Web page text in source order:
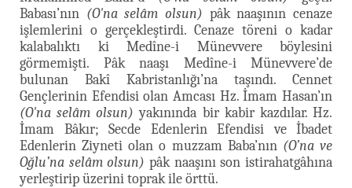
Babası’nın (O'na selâm olsun) pâk naaşının cenaze
işlemlerini o gerçekleştirdi. Cenaze töreni o kadar
kalabalıktı ki Medîne-i Münevvere böylesini
görmemişti. Pâk naaşı Medîne-i Münevvere’de
bulunan Bakî Kabristanlığı’na taşındı. Cennet
Gençlerinin Efendisi olan Amcası Hz. İmam Hasan’ın
(O'na selâm olsun) yakınında bir kabir kazdılar. Hz.
İmam Bâkır; Secde Edenlerin Efendisi ve İbadet
Edenlerin Ziyneti olan o muzzam Baba’nın (O’na ve
Oğlu’na selâm olsun) pâk naaşını son istirahatgâhına
yerleştirip üzerini toprak ile örttü.